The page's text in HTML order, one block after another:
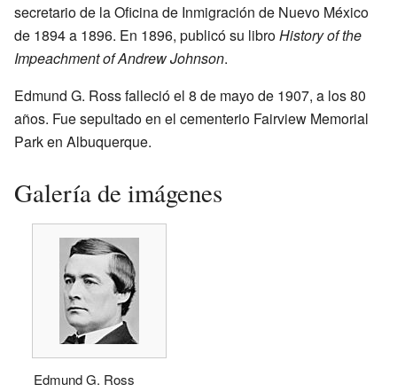
secretario de la Oficina de Inmigración de Nuevo México
de 1894 a 1896. En 1896, publicó su libroHistory of the
Impeachment of Andrew Johnson.
Edmund G. Ross falleció el 8 de mayo de 1907, a los 80
años. Fue sepultado en el cementerio Fairview Memorial
Park en Albuquerque.
Galería de imágenes
Edmund G. Ross